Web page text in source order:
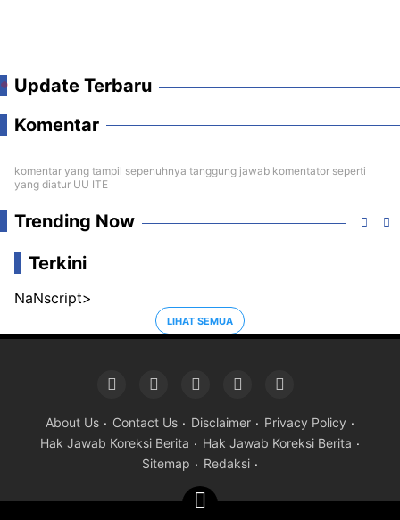
Update Terbaru
Komentar
komentar yang tampil sepenuhnya tanggung jawab komentator seperti
yang diatur UU ITE
Trending Now
Terkini
NaNscript>
LIHAT SEMUA
About Us Contact Us Disclaimer
Privacy Policy
Hak Jawab Koreksi Berita
Hak Jawab Koreksi Berita
Sitemap
Redaksi